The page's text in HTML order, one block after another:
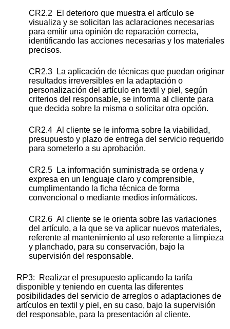
CR2.2 El deterioro que muestra el artículo se
visualiza y se solicitan las aclaraciones necesarias
para emitir una opinión de reparación correcta,
identificando las acciones necesarias y los materiales
precisos.
CR2.3 La aplicación de técnicas que puedan originar
resultados irreversibles en la adaptación o
personalización del artículo en textil y piel, según
criterios del responsable, se informa al cliente para
que decida sobre la misma o solicitar otra opción.
CR2.4 Al cliente se le informa sobre la viabilidad,
presupuesto y plazo de entrega del servicio requerido
para someterlo a su aprobación.
CR2.5 La información suministrada se ordena y
expresa en un lenguaje claro y comprensible,
cumplimentando la ficha técnica de forma
convencional o mediante medios informáticos.
CR2.6 Al cliente se le orienta sobre las variaciones
del artículo, a la que se va aplicar nuevos materiales,
referente al mantenimiento al uso referente a limpieza
y planchado, para su conservación, bajo la
supervisión del responsable.
RP3: Realizar el presupuesto aplicando la tarifa
disponible y teniendo en cuenta las diferentes
posibilidades del servicio de arreglos o adaptaciones de
artículos en textil y piel, en su caso, bajo la supervisión
del responsable, para la presentación al cliente.